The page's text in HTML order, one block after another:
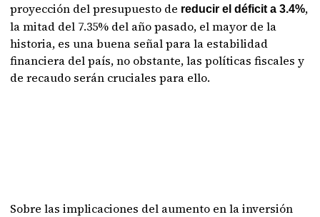
proyección del presupuesto de reducir el déficit a 3.4%,
la mitad del 7.35% del año pasado, el mayor de la
historia, es una buena señal para la estabilidad
financiera del país, no obstante, las políticas fiscales y
de recaudo serán cruciales para ello.
Sobre las implicaciones del aumento en la inversión